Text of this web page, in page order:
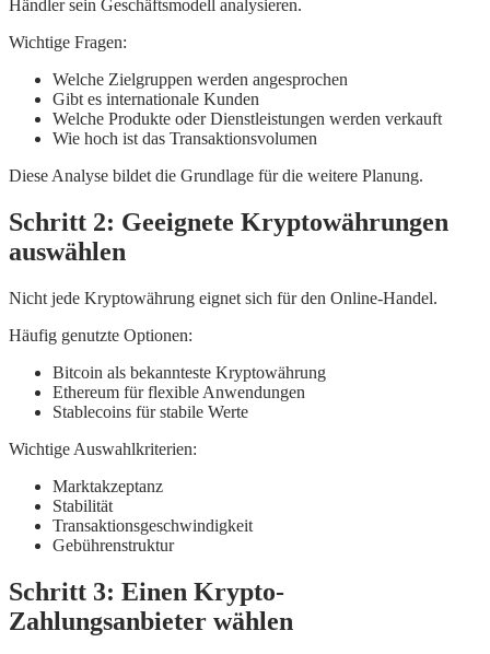
Händler sein Geschäftsmodell analysieren.
Wichtige Fragen:
Welche Zielgruppen werden angesprochen
Gibt es internationale Kunden
Welche Produkte oder Dienstleistungen werden verkauft
Wie hoch ist das Transaktionsvolumen
Diese Analyse bildet die Grundlage für die weitere Planung.
Schritt 2: Geeignete Kryptowährungen
auswählen
Nicht jede Kryptowährung eignet sich für den Online-Handel.
Häufig genutzte Optionen:
Bitcoin als bekannteste Kryptowährung
Ethereum für flexible Anwendungen
Stablecoins für stabile Werte
Wichtige Auswahlkriterien:
Marktakzeptanz
Stabilität
Transaktionsgeschwindigkeit
Gebührenstruktur
Schritt 3: Einen Krypto-
Zahlungsanbieter wählen